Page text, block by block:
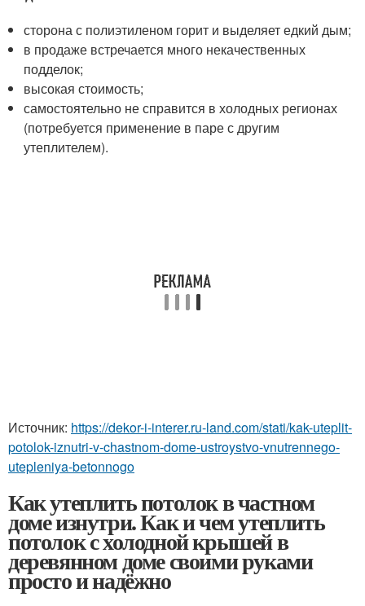
сторона с полиэтиленом горит и выделяет едкий дым;
в продаже встречается много некачественных
подделок;
высокая стоимость;
самостоятельно не справится в холодных регионах
(потребуется применение в паре с другим
утеплителем).
Источник: https://dekor-i-interer.ru-land.com/stati/kak-uteplit-
potolok-iznutri-v-chastnom-dome-ustroystvo-vnutrennego-
utepleniya-betonnogo
Как утеплить потолок в частном
доме изнутри. Как и чем утеплить
потолок с холодной крышей в
деревянном доме своими руками
просто и надёжно